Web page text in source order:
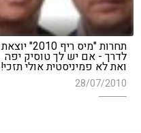
תחרות "מיס ריף 2010" יוצאת
לדרך - אם יש לך טוסיק יפה
ואת לא פמיניסטית אולי תזכי!
28/07/2010